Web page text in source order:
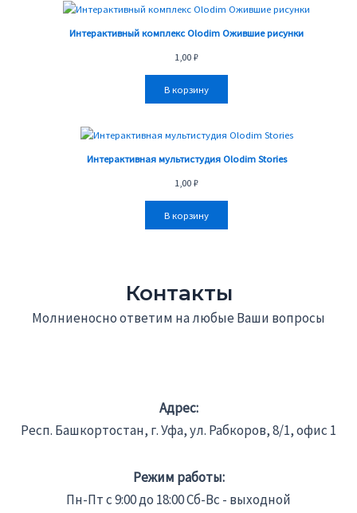
Интерактивный комплекс Olodim Ожившие рисунки
1,00₽
В корзину
Интерактивная мультистудия Olodim Stories
1,00₽
В корзину
Контакты
Молниеносно ответим на любые Ваши вопросы
Адрес:
Респ. Башкортостан, г. Уфа, ул. Рабкоров, 8/1, офис 1
Режим работы:
Пн-Пт с 9:00 до 18:00 Сб-Вс - выходной